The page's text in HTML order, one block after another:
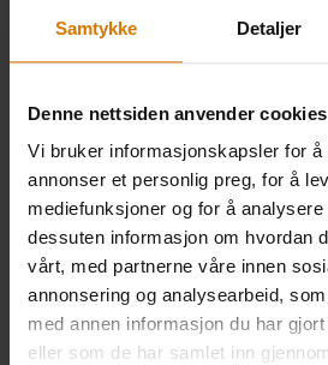
Samtykke Detaljer
Denne nettsiden anvender cookies
Vi bruker informasjonskapsler for å
annonser et personlig preg, for å
mediefunksjoner og for å
dessuten informasjon om hvordan
vårt, med partnerne våre innen
annonsering og analysearbeid,
med annen informasjon du har
eller som de har samlet inn
Gryte
PRINT THIS